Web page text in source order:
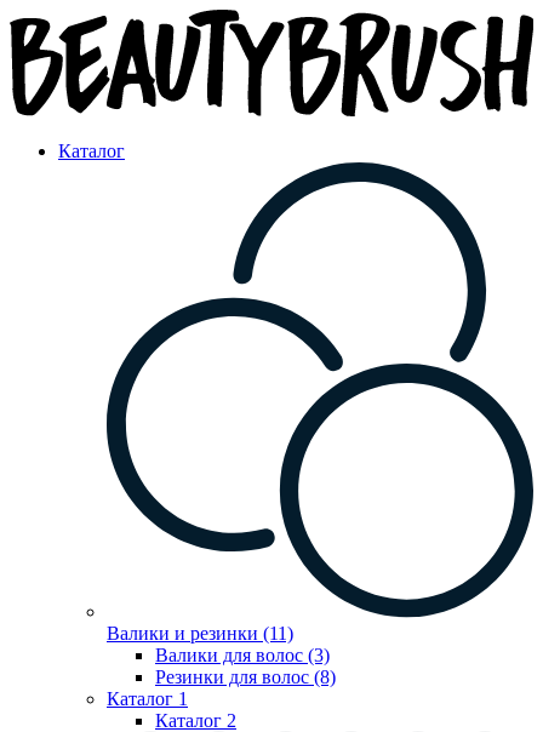
Каталог
Валики и резинки (11)
Валики для волос (3)
Резинки для волос (8)
Каталог 1
Каталог 2